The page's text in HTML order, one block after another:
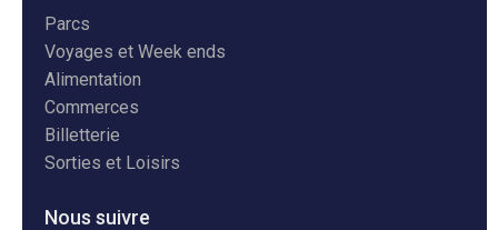
Parcs
Voyages et Week ends
Alimentation
Commerces
Billetterie
Sorties et Loisirs
Nous suivre